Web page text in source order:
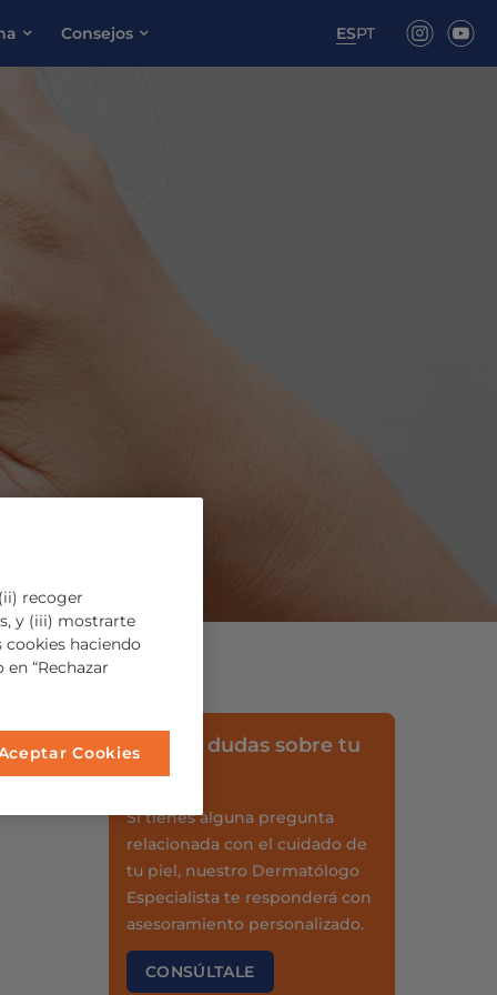
Consejos ESPT
¿Tienes dudas sobre tu
piel?
Si tienes alguna pregunta
relacionada con el cuidado de
tu piel, nuestro Dermatólogo
Especialista te responderá con
asesoramiento personalizado.
CONSÚLTALE
recoger
y (iii) mostrarte
haciendo
“Rechazar
Cookies